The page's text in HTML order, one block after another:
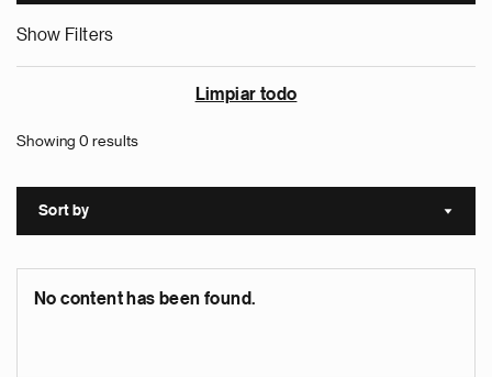
Show Filters
Limpiar todo
Showing 0 results
Sort by Sort
No content has been found.